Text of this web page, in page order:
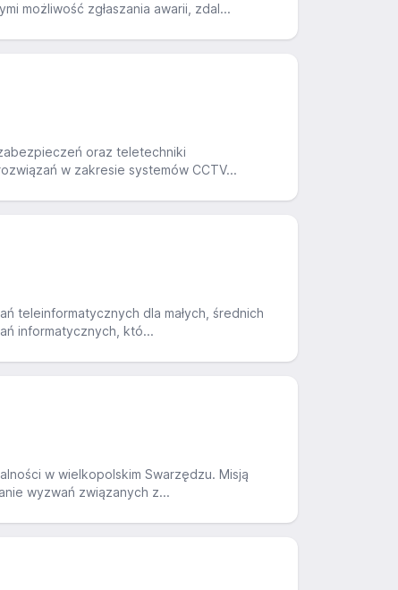
możliwość zgłaszania awarii, zdal...
oraz teletechniki
w zakresie systemów CCTV...
teleinformatycznych dla małych, średnich
informatycznych, któ...
w wielkopolskim Swarzędzu. Misją
wyzwań związanych z...